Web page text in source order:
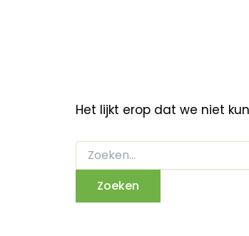
Het lijkt erop dat we niet